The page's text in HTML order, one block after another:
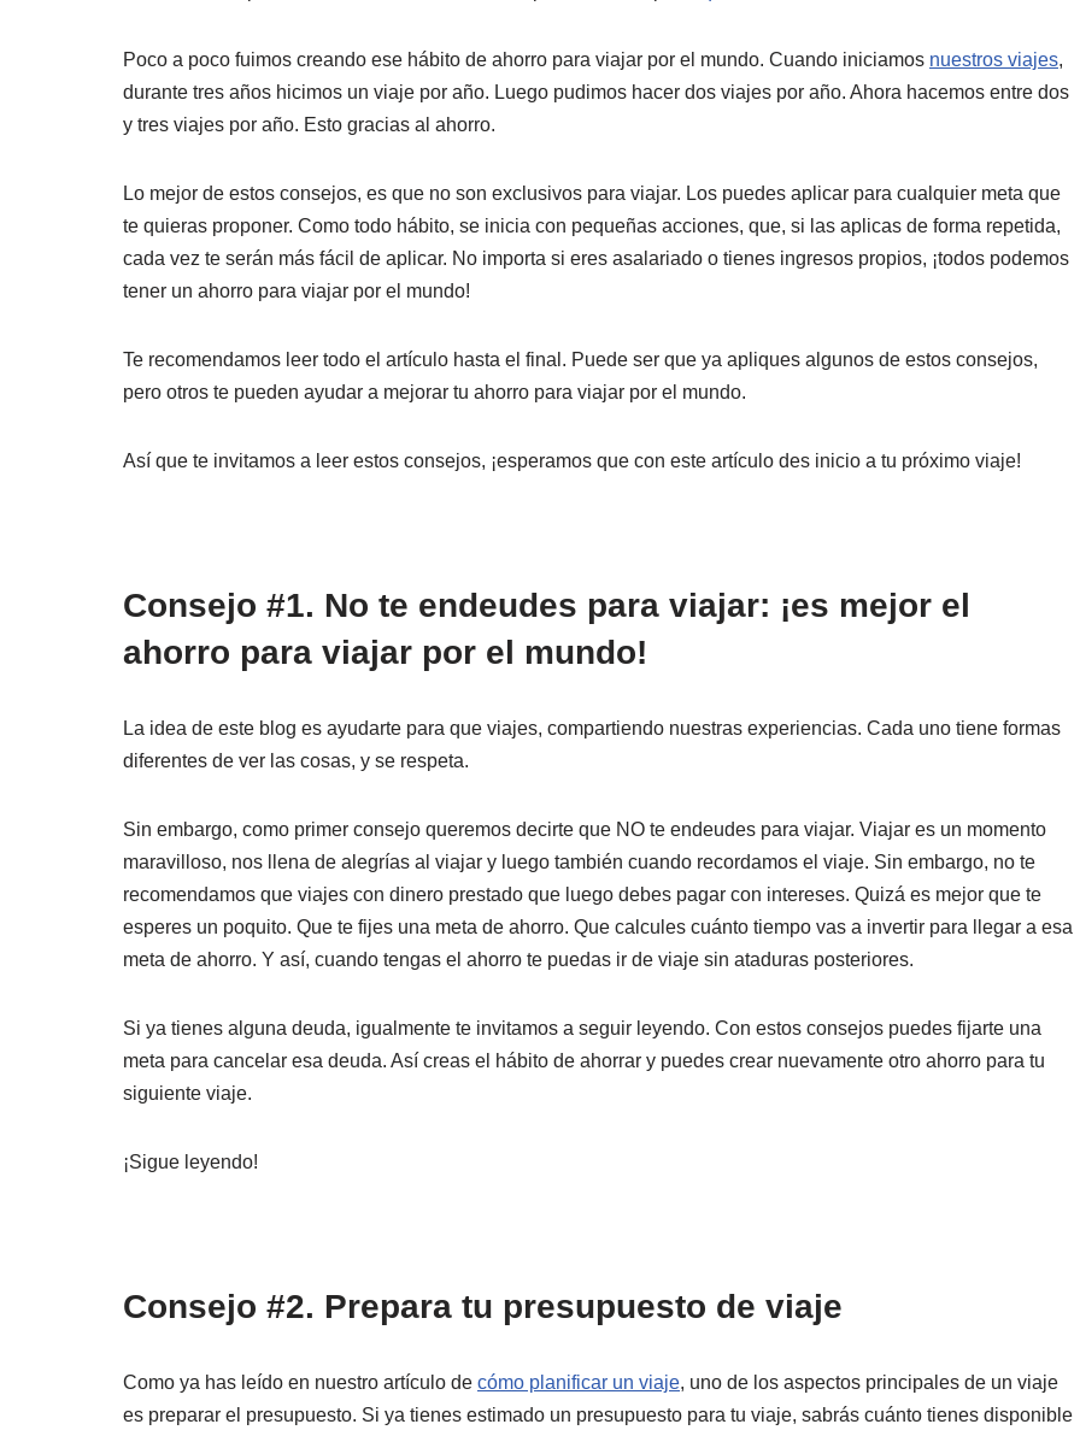
Poco a poco fuimos creando ese hábito de ahorro para viajar por el mundo. Cuando iniciamos nuestros viajes,
durante tres años hicimos un viaje por año. Luego pudimos hacer dos viajes por año. Ahora hacemos entre dos
y tres viajes por año. Esto gracias al ahorro.
Lo mejor de estos consejos, es que no son exclusivos para viajar. Los puedes aplicar para cualquier meta que
te quieras proponer. Como todo hábito, se inicia con pequeñas acciones, que, si las aplicas de forma repetida,
cada vez te serán más fácil de aplicar. No importa si eres asalariado o tienes ingresos propios, ¡todos podemos
tener un ahorro para viajar por el mundo!
Te recomendamos leer todo el artículo hasta el final. Puede ser que ya apliques algunos de estos consejos,
pero otros te pueden ayudar a mejorar tu ahorro para viajar por el mundo.
Así que te invitamos a leer estos consejos, ¡esperamos que con este artículo des inicio a tu próximo viaje!
Consejo #1. No te endeudes para viajar: ¡es mejor el
ahorro para viajar por el mundo!
La idea de este blog es ayudarte para que viajes, compartiendo nuestras experiencias. Cada uno tiene formas
diferentes de ver las cosas, y se respeta.
Sin embargo, como primer consejo queremos decirte que NO te endeudes para viajar. Viajar es un momento
maravilloso, nos llena de alegrías al viajar y luego también cuando recordamos el viaje. Sin embargo, no te
recomendamos que viajes con dinero prestado que luego debes pagar con intereses. Quizá es mejor que te
esperes un poquito. Que te fijes una meta de ahorro. Que calcules cuánto tiempo vas a invertir para llegar a esa
meta de ahorro. Y así, cuando tengas el ahorro te puedas ir de viaje sin ataduras posteriores.
Si ya tienes alguna deuda, igualmente te invitamos a seguir leyendo. Con estos consejos puedes fijarte una
meta para cancelar esa deuda. Así creas el hábito de ahorrar y puedes crear nuevamente otro ahorro para tu
siguiente viaje.
¡Sigue leyendo!
Consejo #2. Prepara tu presupuesto de viaje
Como ya has leído en nuestro artículo de cómo planificar un viaje, uno de los aspectos principales de un viaje
es preparar el presupuesto. Si ya tienes estimado un presupuesto para tu viaje, sabrás cuánto tienes disponible